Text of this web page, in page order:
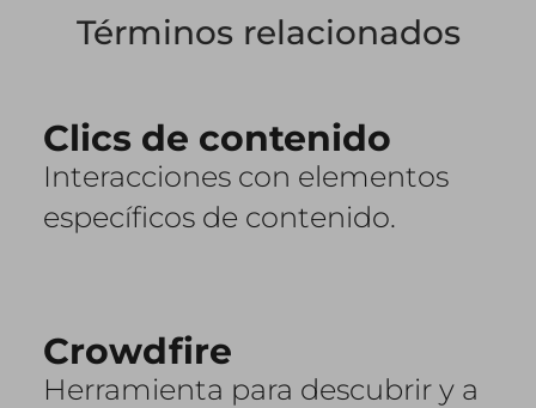
Términos relacionados
Clics de contenido
Interacciones con elementos
específicos de contenido.
Crowdfire
Herramienta para descubrir y a